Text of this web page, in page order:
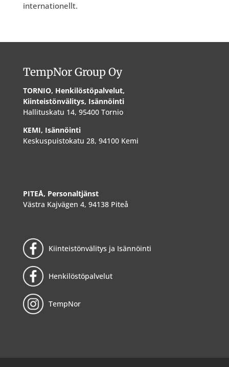
internationellt.
TempNor Group Oy
TORNIO, Henkilöstöpalvelut,
Kiinteistönvälitys, Isännöinti
Hallituskatu 14, 95400 Tornio
KEMI, Isännöinti
Keskuspuistokatu 28, 94100 Kemi
PITEÅ, Personaltjänst
Västra Kajvägen 4, 94138 Piteå
Kiinteistönvälitys ja Isännöinti
Henkilöstöpalvelut
TempNor